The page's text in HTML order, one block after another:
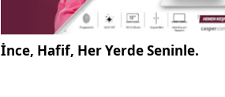
İnce, Hafif, Her Yerde Seninle.